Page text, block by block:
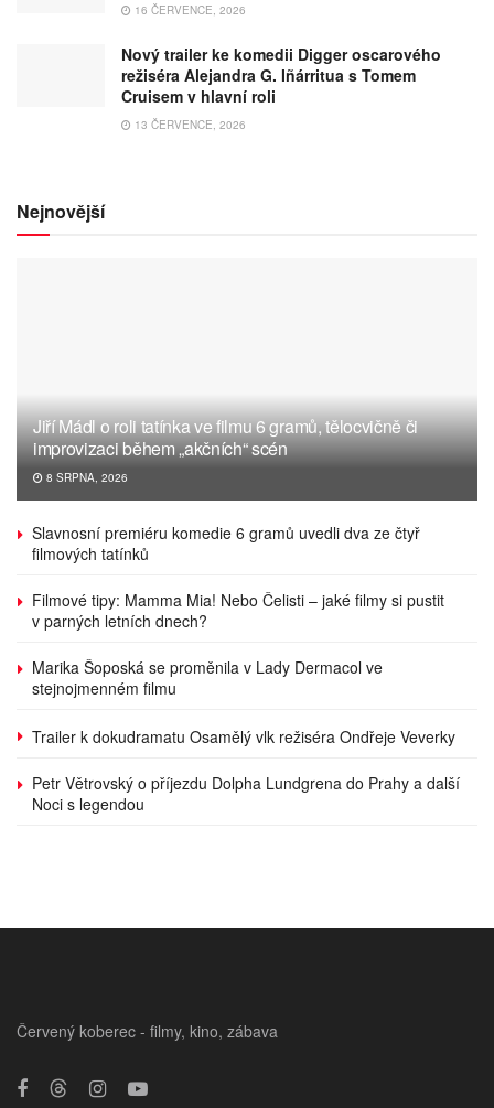
16 ČERVENCE, 2026
Nový trailer ke komedii Digger oscarového
režiséra Alejandra G. Iñárritua s Tomem
Cruisem v hlavní roli
13 ČERVENCE, 2026
Nejnovější
Jiří Mádl o roli tatínka ve filmu 6 gramů, tělocvičně či
improvizaci během „akčních“ scén
8 SRPNA, 2026
Slavnosní premiéru komedie 6 gramů uvedli dva ze čtyř
filmových tatínků
Filmové tipy: Mamma Mia! Nebo Čelisti – jaké filmy si pustit
v parných letních dnech?
Marika Šoposká se proměnila v Lady Dermacol ve
stejnojmenném filmu
Trailer k dokudramatu Osamělý vlk režiséra Ondřeje Veverky
Petr Větrovský o příjezdu Dolpha Lundgrena do Prahy a další
Noci s legendou
Červený koberec - filmy, kino, zábava